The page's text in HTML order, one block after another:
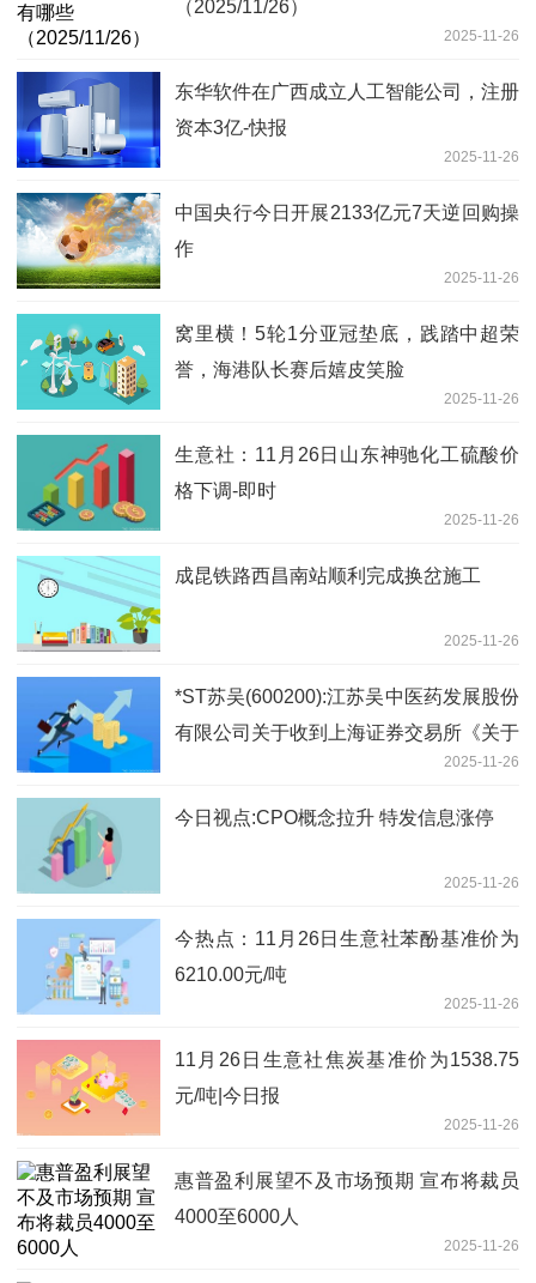
（2025/11/26）
2025-11-26
东华软件在广西成立人工智能公司，注册
资本3亿-快报
2025-11-26
中国央行今日开展2133亿元7天逆回购操
作
2025-11-26
窝里横！5轮1分亚冠垫底，践踏中超荣
誉，海港队长赛后嬉皮笑脸
2025-11-26
生意社：11月26日山东神驰化工硫酸价
格下调-即时
2025-11-26
成昆铁路西昌南站顺利完成换岔施工
2025-11-26
*ST苏吴(600200):江苏吴中医药发展股份
有限公司关于收到上海证券交易所《关于
拟终止江苏吴中医药发展股份有限公司股
票上市的事先告知书》|焦点简讯
2025-11-26
今日视点:CPO概念拉升 特发信息涨停
2025-11-26
今热点：11月26日生意社苯酚基准价为
6210.00元/吨
2025-11-26
11月26日生意社焦炭基准价为1538.75
元/吨|今日报
2025-11-26
惠普盈利展望不及市场预期 宣布将裁员
4000至6000人
2025-11-26